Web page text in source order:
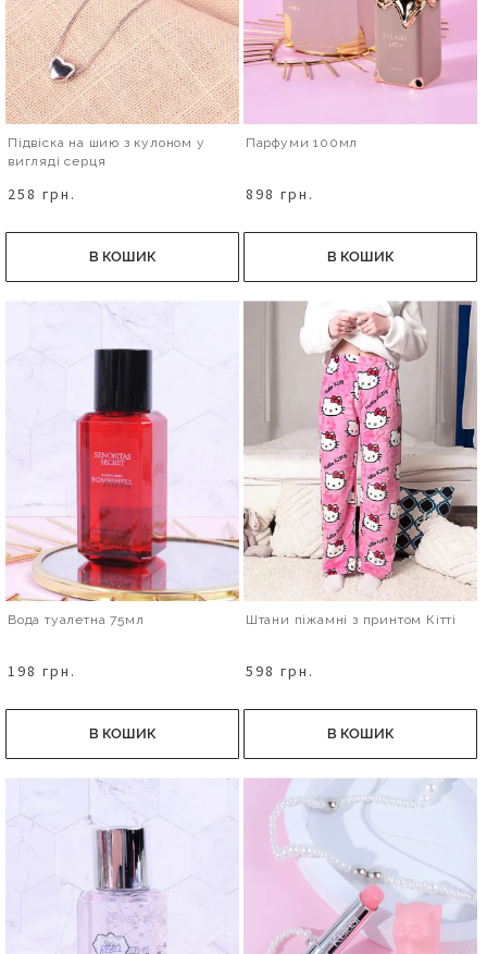
Підвіска на шию з кулоном у
вигляді серця
258 грн.
В КОШИК
Парфуми 100мл
898 грн.
В КОШИК
Вода туалетна 75мл
198 грн.
В КОШИК
Штани піжамні з принтом Кітті
598 грн.
В КОШИК